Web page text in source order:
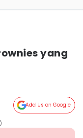
yang
Add Us on Google